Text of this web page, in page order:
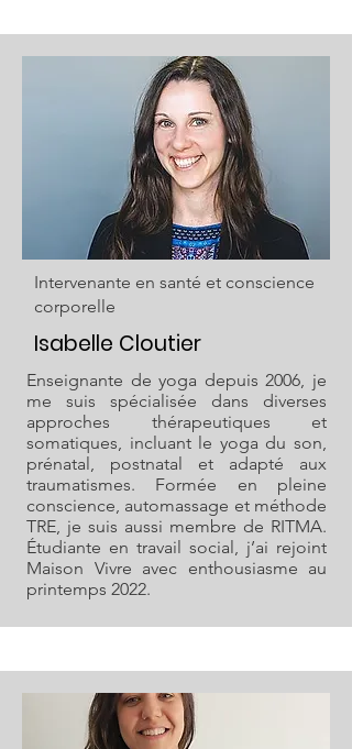
Intervenante en santé et conscience
corporelle
Isabelle Cloutier
Enseignante de yoga depuis 2006, je
me suis spécialisée dans diverses
approches thérapeutiques et
somatiques, incluant le yoga du son,
prénatal, postnatal et adapté aux
traumatismes. Formée en pleine
conscience, automassage et méthode
TRE, je suis aussi membre de RITMA.
Étudiante en travail social, j’ai rejoint
Maison Vivre avec enthousiasme au
printemps 2022.